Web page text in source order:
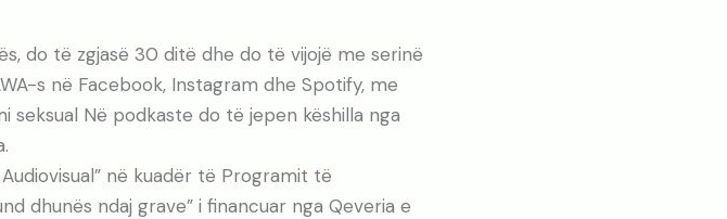
do të zgjasë 30 ditë dhe do të vijojë me serinë
s në Facebook, Instagram dhe Spotify, me
Në podkaste do të jepen këshilla nga
në kuadër të Programit të
dhunës ndaj grave” i financuar nga Qeveria e